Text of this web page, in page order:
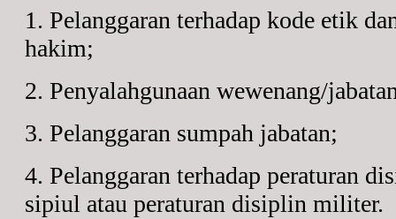
1. Pelanggaran terhadap kode etik
hakim;
2. Penyalahgunaan wewenang/
3. Pelanggaran sumpah jabatan;
4. Pelanggaran terhadap peraturan
sipiul atau peraturan disiplin militer.